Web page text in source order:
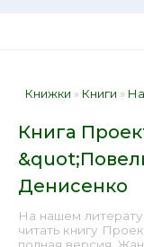
Книжки » Книги »
Книга
Денисенко
На нашем
читать книгу